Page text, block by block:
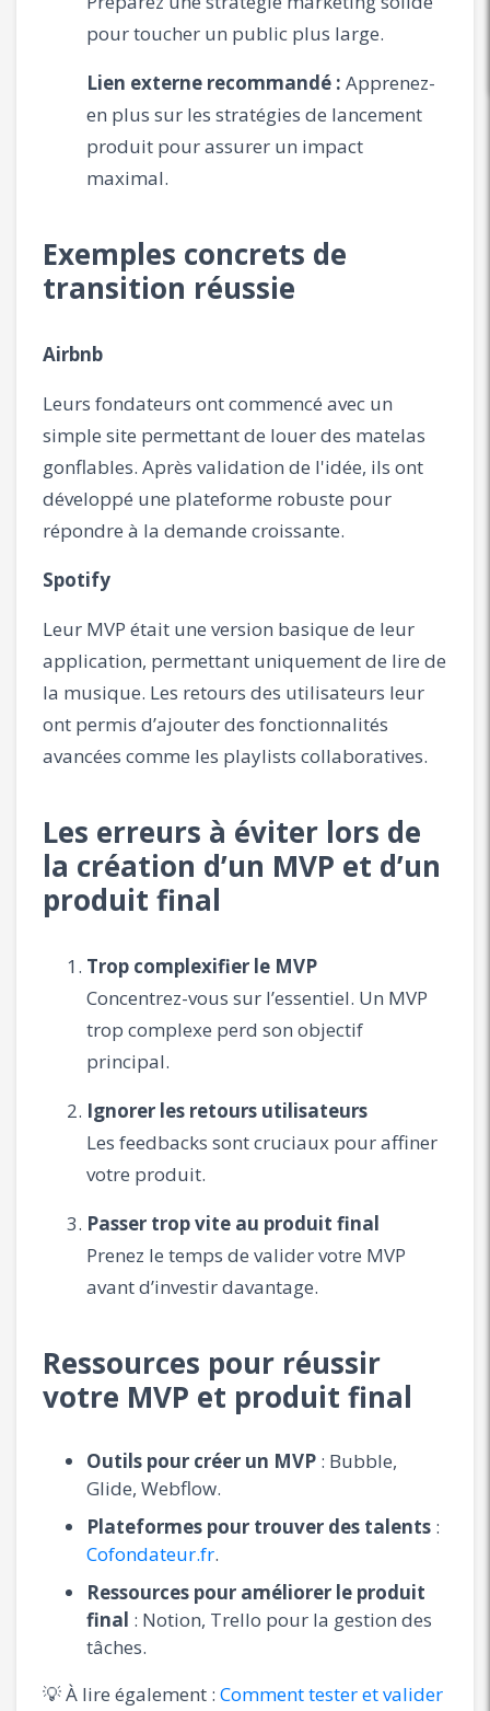
pour toucher un public plus large.
Lien externe recommandé : Apprenez-
en plus sur les stratégies de lancement
produit pour assurer un impact
maximal.
Exemples concrets de
transition réussie
Airbnb
Leurs fondateurs ont commencé avec un
simple site permettant de louer des matelas
gonflables. Après validation de l'idée, ils ont
développé une plateforme robuste pour
répondre à la demande croissante.
Spotify
Leur MVP était une version basique de leur
application, permettant uniquement de lire de
la musique. Les retours des utilisateurs leur
ont permis d’ajouter des fonctionnalités
avancées comme les playlists collaboratives.
Les erreurs à éviter lors de
la création d’un MVP et d’un
produit final
Trop complexifier le MVP
Concentrez-vous sur l’essentiel. Un MVP
trop complexe perd son objectif
principal.
Ignorer les retours utilisateurs
Les feedbacks sont cruciaux pour affiner
votre produit.
Passer trop vite au produit final
Prenez le temps de valider votre MVP
avant d’investir davantage.
Ressources pour réussir
votre MVP et produit final
Outils pour créer un MVP : Bubble,
Glide, Webflow.
Plateformes pour trouver des talents :
Cofondateur.fr.
Ressources pour améliorer le produit
final : Notion, Trello pour la gestion des
tâches.
💡 À lire également : Comment tester et valider